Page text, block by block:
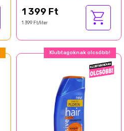
1 399 Ft
1 399 Ft/liter
Klubtagoknak olcsóbb!